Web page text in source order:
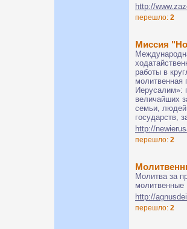
http://
перешло: 2
Миссия
работы в
молитвенная
Иерусалим»:
величайших
семьи,
государств,
http://
перешло: 2
Молитва за
http://
перешло: 2